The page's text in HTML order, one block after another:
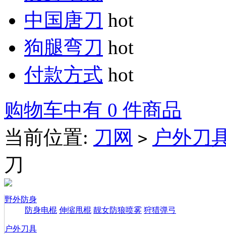
中国唐刀 hot
狗腿弯刀 hot
付款方式 hot
购物车中有 0 件商品
当前位置: 刀网 > 户外刀
刀
野外防身
防身电棍 伸缩甩棍 靓女防狼喷雾 狩猎弹弓
户外刀具